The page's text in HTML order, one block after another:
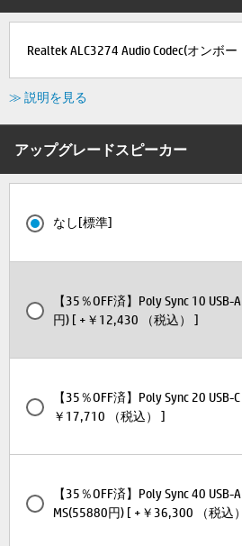
Realtek ALC3274 Audio Codec(オンボー
≫ 説明を見る
アップグレードスピーカー
なし[標準]
【35％OFF済】Poly Sync 10 USB-
円) [ +￥12,430 （税込） ]
【35％OFF済】Poly Sync 20 USB-
￥17,710 （税込） ]
【35％OFF済】Poly Sync 40 USB-
MS(55880円) [ +￥36,300 （税込